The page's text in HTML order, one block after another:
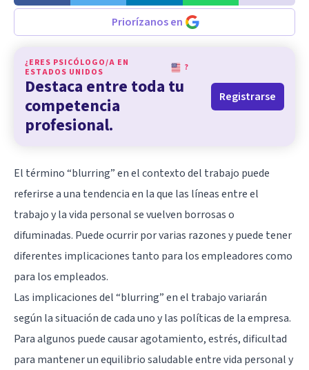
Priorízanos en
¿ERES PSICÓLOGO/A EN
ESTADOS UNIDOS
?
Destaca entre toda tu
competencia
profesional.
Registrarse
El término “blurring” en el contexto del trabajo puede
referirse a una tendencia en la que las líneas entre el
trabajo y la vida personal se vuelven borrosas o
difuminadas. Puede ocurrir por varias razones y puede tener
diferentes implicaciones tanto para los empleadores como
para los empleados.
Las implicaciones del “blurring” en el trabajo variarán
según la situación de cada uno y las políticas de la empresa.
Para algunos puede causar agotamiento, estrés, dificultad
para mantener un equilibrio saludable entre vida personal y